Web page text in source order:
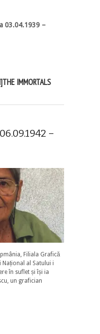
03.04.1939 –
IMMORTALS
–
Filiala Grafică
Național al Satului i
în suflet și își ia
un grafician